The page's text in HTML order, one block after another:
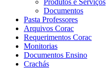
Produtos e Serviços
Documentos
Pasta Professores
Arquivos Corac
Requerimentos Corac
Monitorias
Documentos Ensino
Crachás